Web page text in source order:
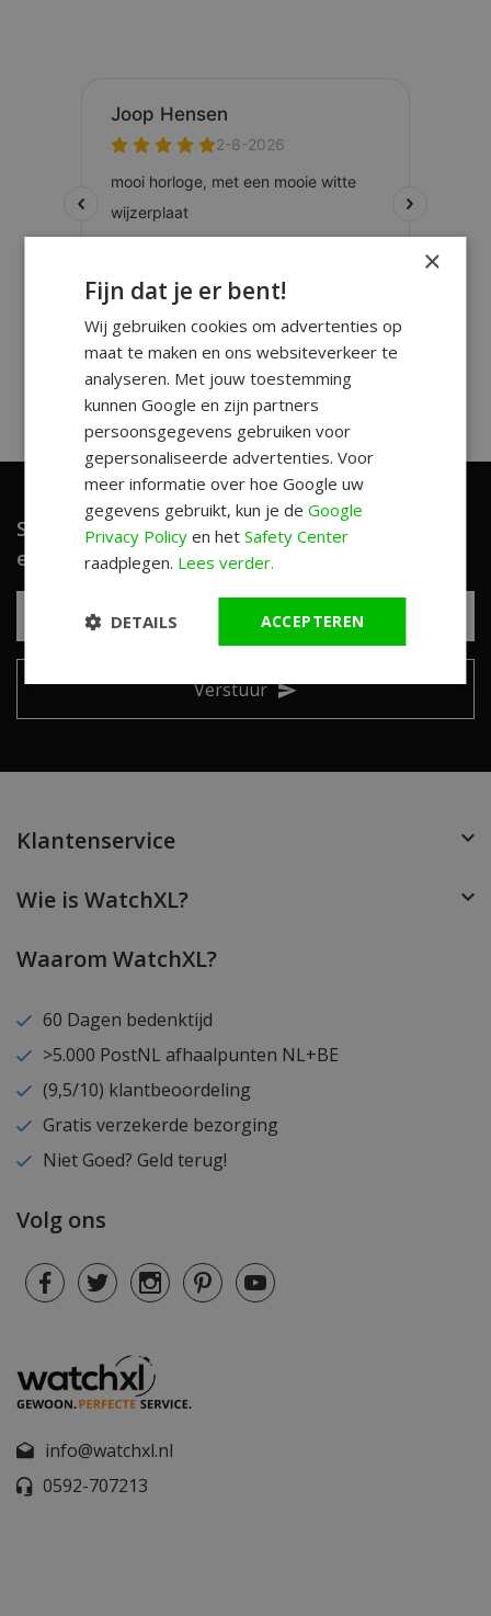
Schrijf je in en ontvang unieke aanbiedingen
en leuke tips!
Verstuur
Klantenservice
Wie is WatchXL?
Waarom WatchXL?
60 Dagen bedenktijd
>5.000 PostNL afhaalpunten NL+BE
(9,5/10) klantbeoordeling
Gratis verzekerde bezorging
Niet Goed? Geld terug!
Volg ons
info@watchxl.nl
0592-707213
×
Fijn dat je er bent!
Wij gebruiken cookies om advertenties op
maat te maken en ons websiteverkeer te
analyseren. Met jouw toestemming
kunnen Google en zijn partners
persoonsgegevens gebruiken voor
gepersonaliseerde advertenties. Voor
meer informatie over hoe Google uw
gegevens gebruikt, kun je deGoogle
Privacy Policy en hetSafety Center
raadplegen. Lees verder.
ACCEPTEREN
DETAILS